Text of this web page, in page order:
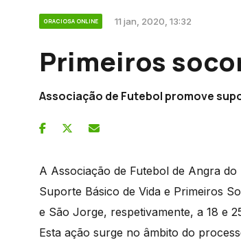
GRACIOSA ONLINE 11 jan, 2020, 13:32
Primeiros
Associação de Futebol promove
A Associação de Futebol de Angra
Suporte Básico de Vida e Primeiros
e São Jorge, respetivamente, a 18 e
Esta ação surge no âmbito do